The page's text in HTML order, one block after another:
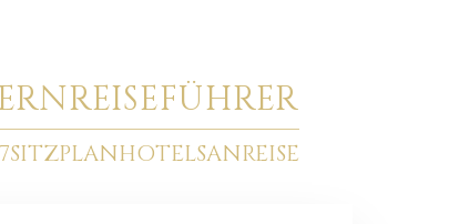
SITZPLANHOTELSANREISE